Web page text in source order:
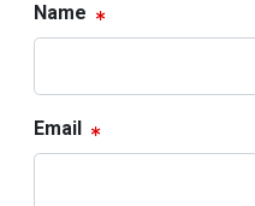
Name
Email